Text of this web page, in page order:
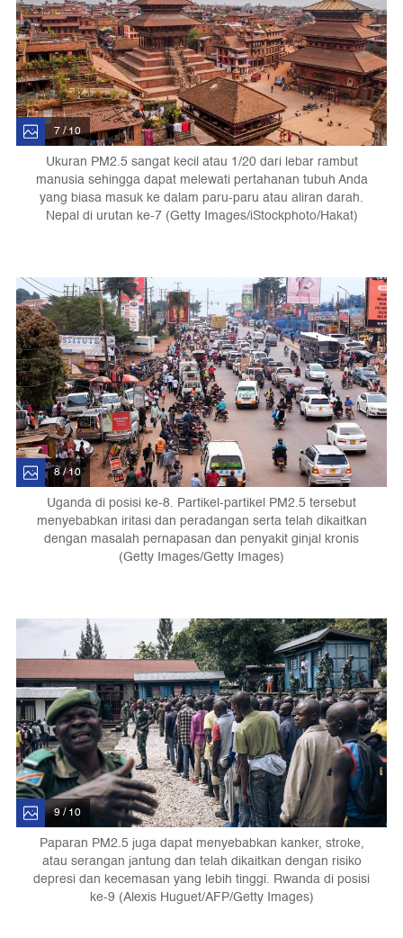
7 / 10
Ukuran PM2.5 sangat kecil atau 1/20 dari lebar rambut
manusia sehingga dapat melewati pertahanan tubuh Anda
yang biasa masuk ke dalam paru-paru atau aliran darah.
Nepal di urutan ke-7 (Getty Images/iStockphoto/Hakat)
8 / 10
Uganda di posisi ke-8. Partikel-partikel PM2.5 tersebut
menyebabkan iritasi dan peradangan serta telah dikaitkan
dengan masalah pernapasan dan penyakit ginjal kronis
(Getty Images/Getty Images)
9 / 10
Paparan PM2.5 juga dapat menyebabkan kanker, stroke,
atau serangan jantung dan telah dikaitkan dengan risiko
depresi dan kecemasan yang lebih tinggi. Rwanda di posisi
ke-9 (Alexis Huguet/AFP/Getty Images)